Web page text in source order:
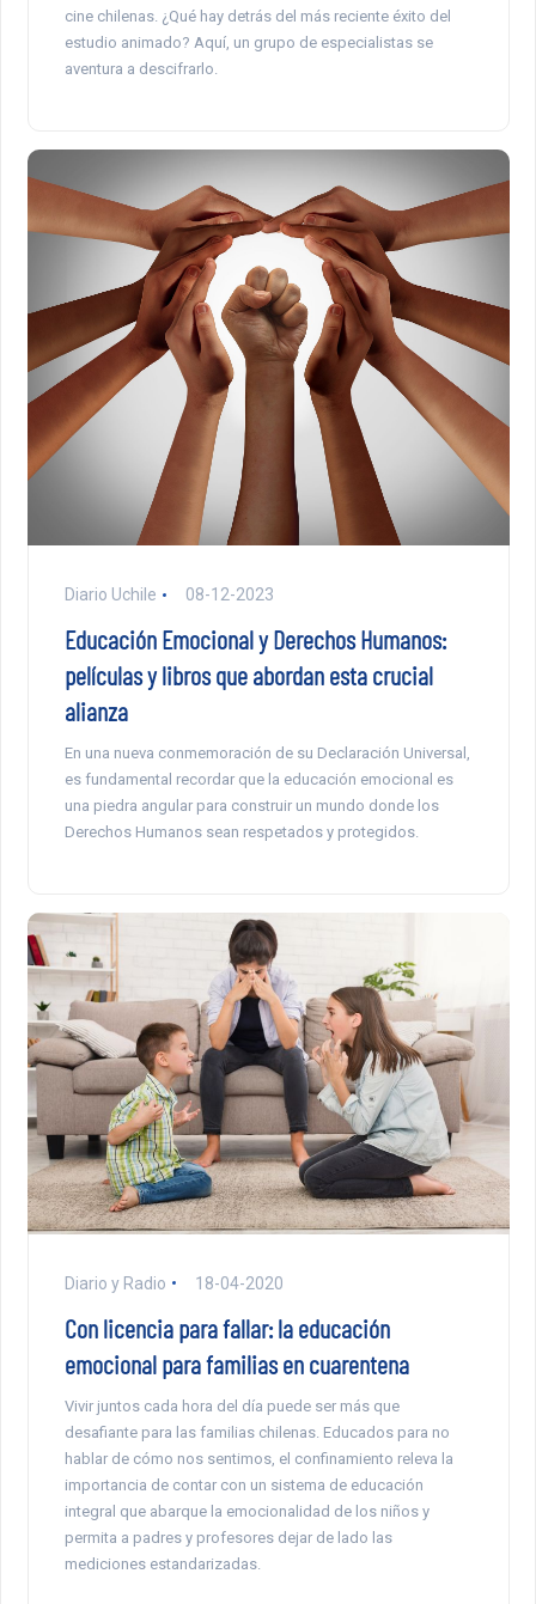
cine chilenas. ¿Qué hay detrás del más reciente éxito del
estudio animado? Aquí, un grupo de especialistas se
aventura a descifrarlo.
Diario Uchile 08-12-2023
Educación Emocional y Derechos Humanos:
películas y libros que abordan esta crucial
alianza
En una nueva conmemoración de su Declaración Universal,
es fundamental recordar que la educación emocional es
una piedra angular para construir un mundo donde los
Derechos Humanos sean respetados y protegidos.
Diario y Radio 18-04-2020
Con licencia para fallar: la educación
emocional para familias en cuarentena
Vivir juntos cada hora del día puede ser más que
desafiante para las familias chilenas. Educados para no
hablar de cómo nos sentimos, el confinamiento releva la
importancia de contar con un sistema de educación
integral que abarque la emocionalidad de los niños y
permita a padres y profesores dejar de lado las
mediciones estandarizadas.